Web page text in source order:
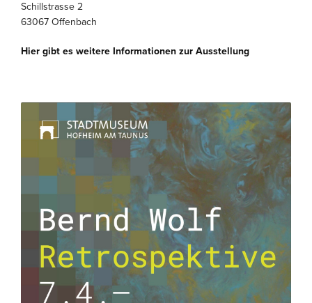
Schillstrasse 2
63067 Offenbach
Hier gibt es weitere Informationen zur Ausstellung